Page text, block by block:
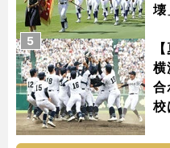
壊
横
合
校
5